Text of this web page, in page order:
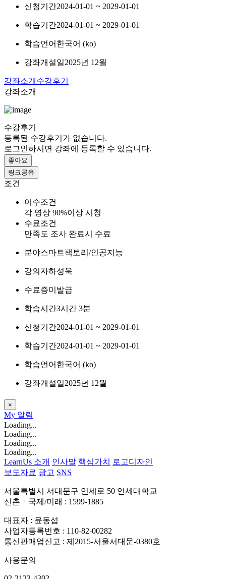
신청기간2024-01-01 ~ 2029-01-01
학습기간2024-01-01 ~ 2029-01-01
학습언어 한국어 ‎(ko)‎
강좌개설일2025년 12월
강좌소개 수강후기
강좌소개
수강후기
등록된 수강후기가 없습니다.
로그인하시면 강좌에 등록할 수 있습니다.
좋아요
링크공유
조건
이수조건
각 영상 90%이상 시청
수료조건
만족도 조사 완료시 수료
분야스마트팩토리/인공지능
강의자하성욱
수료증미발급
학습시간3시간 3분
신청기간2024-01-01 ~ 2029-01-01
학습기간2024-01-01 ~ 2029-01-01
학습언어 한국어 ‎(ko)‎
강좌개설일2025년 12월
×
My 알림
Loading...
Loading...
Loading...
Loading...
LearnUs 소개 인사말 핵심가치
로고디자인
보도자료 광고 SNS
서울특별시 서대문구 연세로 50 연세대학교
신촌ㆍ국제/미래 : 1599-1885
대표자 : 윤동섭
사업자등록번호 : 110-82-00282
통신판매업신고 : 제2015-서울서대문-0380호
사용문의